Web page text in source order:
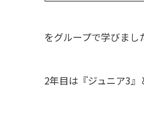
をグループで学びまし
2年目は『ジュニア3』